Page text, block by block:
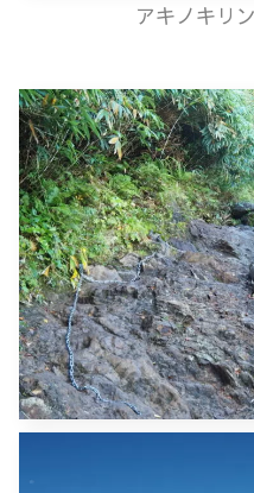
アキノキリ